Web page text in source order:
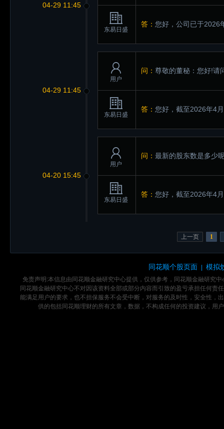
04-29 11:45
东易日盛
答： 您好，公司已于2026
04-29 11:45
用户
问： 尊敬的董秘：您好!请
东易日盛
答： 您好，截至2026年4
04-20 15:45
用户
问： 最新的股东数是多少
东易日盛
答： 您好，截至2026年4
上一页 1
同花顺个股页面 模拟
免责声明:本信息由同花顺金融研究中心提供，仅供参考，同花顺金融研究
同花顺金融研究中心不对因该资料全部或部分内容而引致的盈亏承担任何
能满足用户的要求，也不担保服务不会受中断，对服务的及时性，安全性，
供的包括同花顺理财的所有文章，数据，不构成任何的投资建议，用